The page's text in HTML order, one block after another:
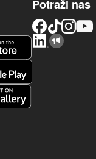
Potraži nas